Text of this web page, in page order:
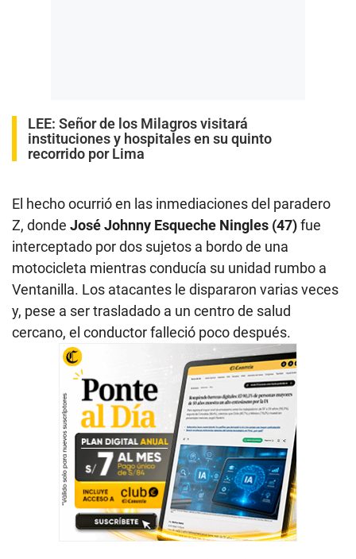
LEE: Señor de los Milagros visitará
instituciones y hospitales en su quinto
recorrido por Lima
El hecho ocurrió en las inmediaciones del paradero
Z, donde José Johnny Esqueche Ningles (47)fue
interceptado por dos sujetos a bordo de una
motocicleta mientras conducía su unidad rumbo a
Ventanilla. Los atacantes le dispararon varias veces
y, pese a ser trasladado a un centro de salud
cercano, el conductor falleció poco después.